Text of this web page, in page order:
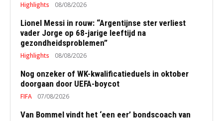
Highlights 08/08/2026
Lionel Messi in rouw: “Argentijnse ster verliest
vader Jorge op 68-jarige leeftijd na
gezondheidsproblemen”
Highlights 08/08/2026
Nog onzeker of WK-kwalificatieduels in oktober
doorgaan door UEFA-boycot
FIFA 07/08/2026
Van Bommel vindt het ‘een eer’ bondscoach van